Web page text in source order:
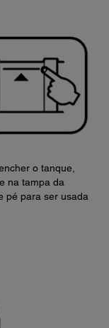
o tanque,
na tampa da
pé para ser usada